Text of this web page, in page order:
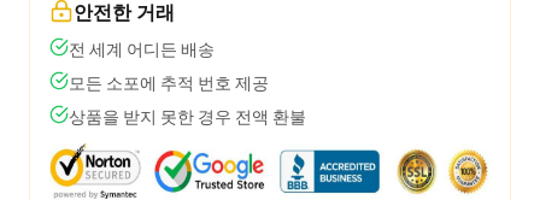
안전한 거래
전 세계 어디든 배송
모든 소포에 추적 번호 제공
상품을 받지 못한 경우 전액 환불